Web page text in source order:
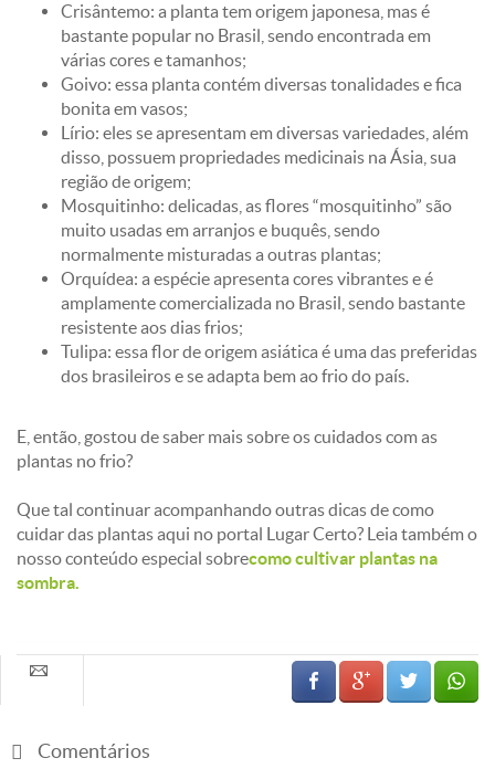
Crisântemo: a planta tem origem japonesa, mas é
bastante popular no Brasil, sendo encontrada em
várias cores e tamanhos;
Goivo: essa planta contém diversas tonalidades e fica
bonita em vasos;
Lírio: eles se apresentam em diversas variedades, além
disso, possuem propriedades medicinais na Ásia, sua
região de origem;
Mosquitinho: delicadas, as flores “mosquitinho” são
muito usadas em arranjos e buquês, sendo
normalmente misturadas a outras plantas;
Orquídea: a espécie apresenta cores vibrantes e é
amplamente comercializada no Brasil, sendo bastante
resistente aos dias frios;
Tulipa: essa flor de origem asiática é uma das preferidas
dos brasileiros e se adapta bem ao frio do país.
E, então, gostou de saber mais sobre os cuidados com as
plantas no frio?
Que tal continuar acompanhando outras dicas de como
cuidar das plantas aqui no portal Lugar Certo? Leia também o
nosso conteúdo especial sobrecomo cultivar plantas na
sombra.
Comentários